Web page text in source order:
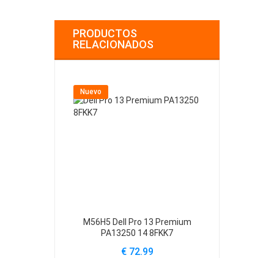
PRODUCTOS
RELACIONADOS
Nuevo
M56H5 Dell Pro 13 Premium
PA13250 14 8FKK7
€ 72.99